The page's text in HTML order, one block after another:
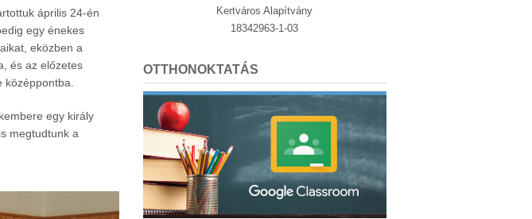
április 24-én
egy énekes
eközben a
és az előzetes
egy király
megtudtunk a
Kertváros Alapítvány
18342963-1-03
OTTHONOKTATÁS